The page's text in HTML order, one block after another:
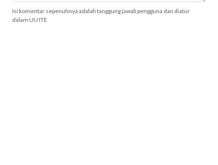
Isi komentar sepenuhnya adalah tanggung jawab pengguna dan diatur
dalam UU ITE